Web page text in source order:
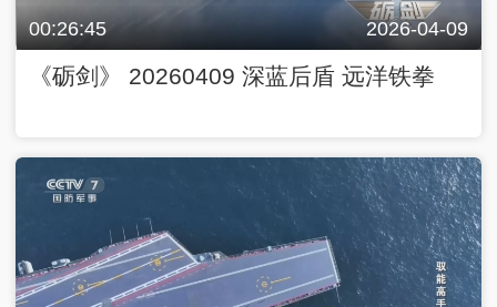
00:26:45 2026-04-09
《砺剑》 20260409 深蓝后盾 远洋铁拳